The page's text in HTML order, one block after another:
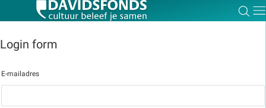
Login form
E-mailadres
Zoek: